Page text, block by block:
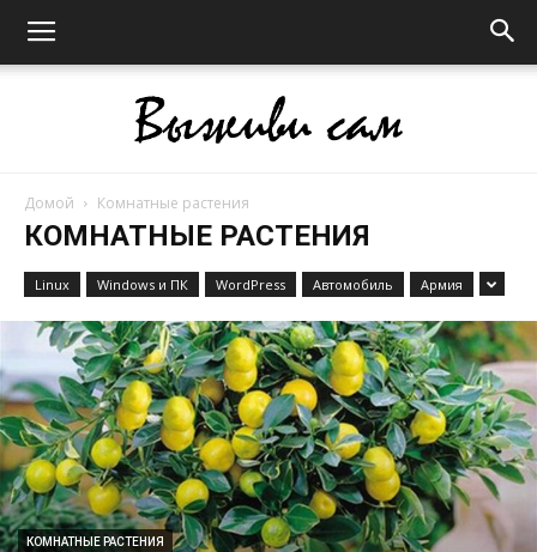
Домой Комнатные растения
КОМНАТНЫЕ РАСТЕНИЯ
Linux Windows и ПК WordPress Автомобиль Армия
КОМНАТНЫЕ РАСТЕНИЯ